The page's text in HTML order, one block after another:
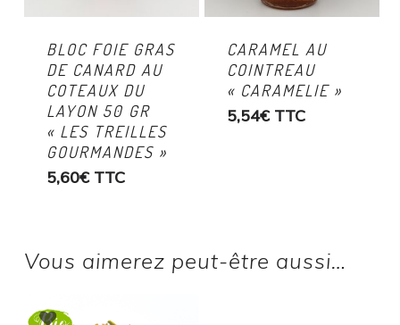
BLOC FOIE GRAS
DE CANARD AU
COTEAUX DU
LAYON 50 GR
« LES TREILLES
GOURMANDES »
5,60€ TTC
CARAMEL AU
COINTREAU
« CARAMELIE »
5,54€ TTC
Vous aimerez peut-être aussi…